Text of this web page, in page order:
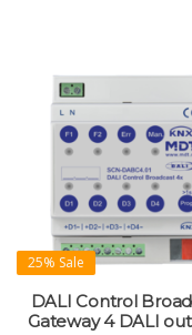
25% Sale
DALI Control
Gateway 4 DALI